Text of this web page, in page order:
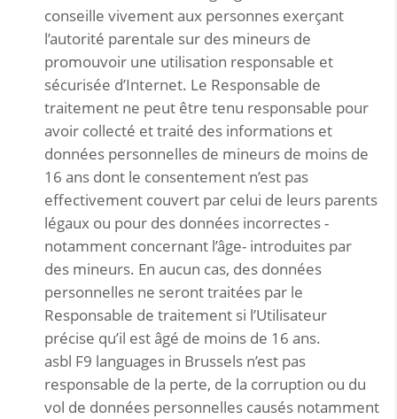
conseille vivement aux personnes exerçant
l’autorité parentale sur des mineurs de
promouvoir une utilisation responsable et
sécurisée d’Internet. Le Responsable de
traitement ne peut être tenu responsable pour
avoir collecté et traité des informations et
données personnelles de mineurs de moins de
16 ans dont le consentement n’est pas
effectivement couvert par celui de leurs parents
légaux ou pour des données incorrectes -
notamment concernant l’âge- introduites par
des mineurs. En aucun cas, des données
personnelles ne seront traitées par le
Responsable de traitement si l’Utilisateur
précise qu’il est âgé de moins de 16 ans.
asbl F9 languages in Brussels n’est pas
responsable de la perte, de la corruption ou du
vol de données personnelles causés notamment